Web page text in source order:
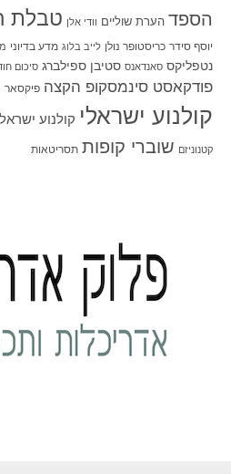
הספד הערת שוליים וודי אלן טבלת
יוסף סידר כריסטופר נולן לייב בלוג מדע בדיוני
נטפליקס סאנדאנס סטיבן ספילברג סיכום
פודקאסט סינמסקופ הקצה פיקסאר
קולנוע ישראלי קולנוע
קטנוניזם שוברי קופות תסריטאות